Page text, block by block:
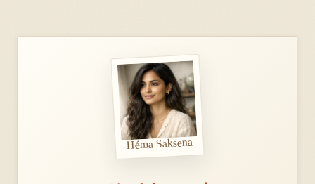
Héma Saksena